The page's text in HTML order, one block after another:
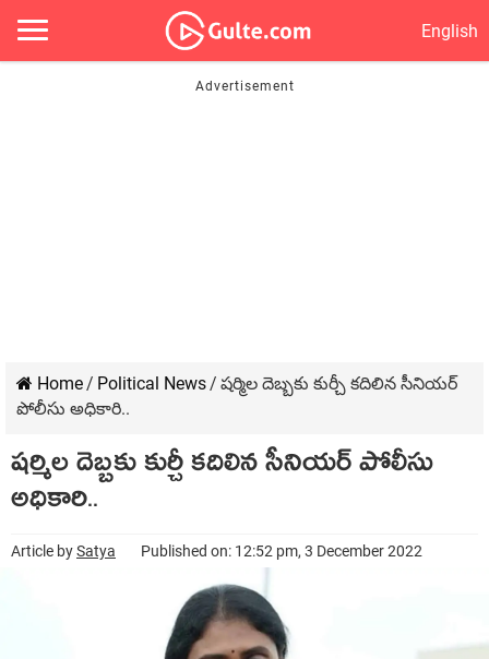
English
Home/ Political News/ షర్మిల దెబ్బకు కుర్చీ కదిలిన సీనియర్
పోలీసు అధికారి..
షర్మిల దెబ్బకు కుర్చీ కదిలిన సీనియర్ పోలీసు
అధికారి..
Article bySatya Published on: 12:52 pm, 3 December 2022